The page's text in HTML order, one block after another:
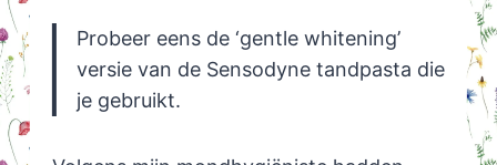
Probeer eens de ‘gentle whitening’
versie van de Sensodyne tandpasta die
je gebruikt.